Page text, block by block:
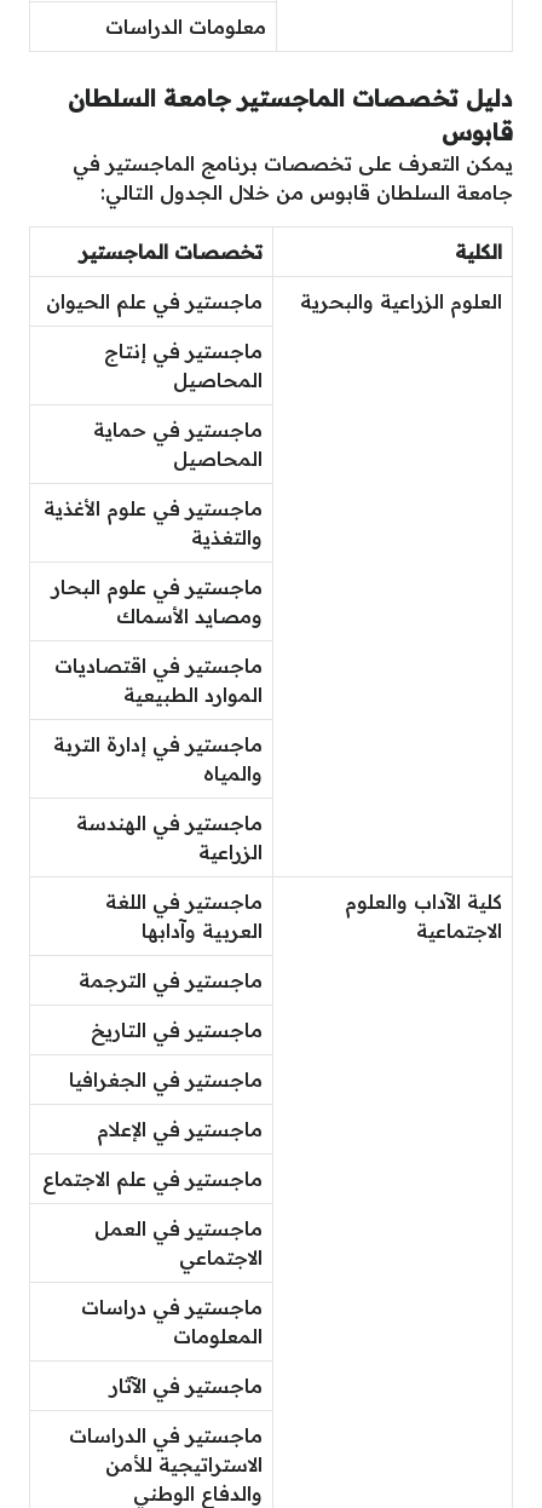
معلومات الدراسات
دليل تخصصات الماجستير جامعة السلطان
قابوس
يمكن التعرف على تخصصات برنامج الماجستير في
جامعة السلطان قابوس من خلال الجدول التالي:
الكلية تخصصات الماجستير
العلوم الزراعية والبحرية ماجستير في علم الحيوان
ماجستير في إنتاج
المحاصيل
ماجستير في حماية
المحاصيل
ماجستير في علوم الأغذية
والتغذية
ماجستير في علوم البحار
ومصايد الأسماك
ماجستير في اقتصاديات
الموارد الطبيعية
ماجستير في إدارة التربة
والمياه
ماجستير في الهندسة
الزراعية
كلية الآداب والعلوم
الاجتماعية
ماجستير في اللغة
العربية وآدابها
ماجستير في الترجمة
ماجستير في التاريخ
ماجستير في الجغرافيا
ماجستير في الإعلام
ماجستير في علم الاجتماع
ماجستير في العمل
الاجتماعي
ماجستير في دراسات
المعلومات
ماجستير في الآثار
ماجستير في الدراسات
الاستراتيجية للأمن
والدفاع الوطني